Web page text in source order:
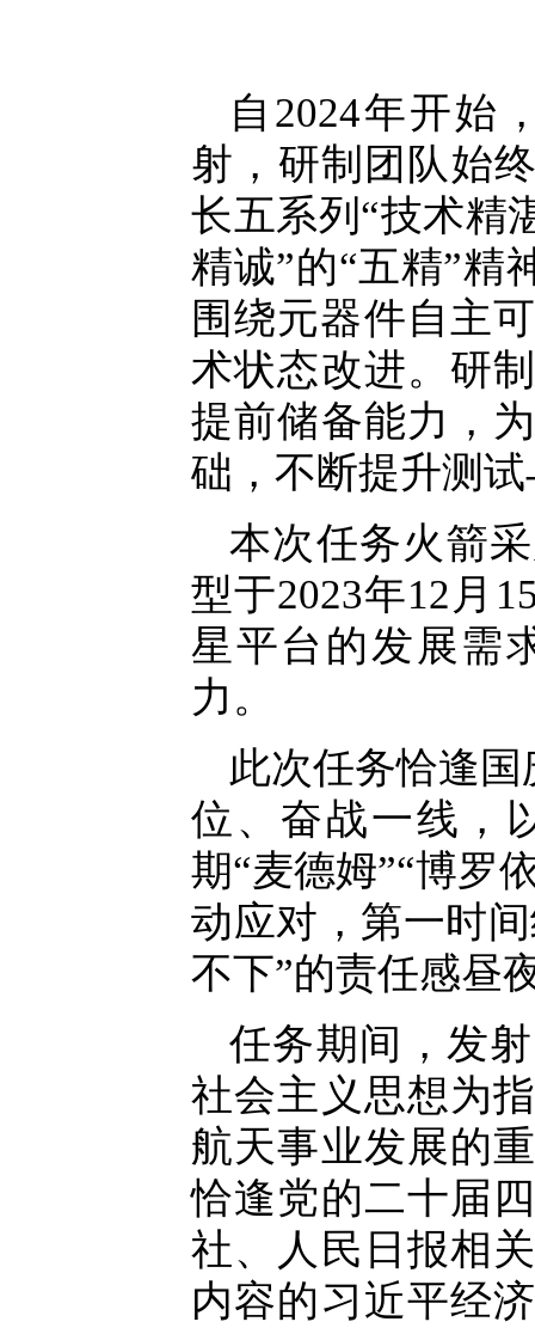
自2024年开始
射，研制团队始
长五系列“技术精
精诚”的“五精”精
围绕元器件自主
术状态改进。研
提前储备能力，
础，不断提升测
本次任务火箭
型于2023年12月
星平台的发展需
力。
此次任务恰逢
位、奋战一线，
期“麦德姆”“博罗
动应对，第一时
不下”的责任感昼
任务期间，发
社会主义思想为
航天事业发展的
恰逢党的二十届
社、人民日报相
内容的习近平经